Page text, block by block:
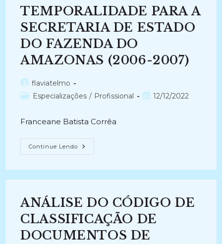
ELETRICIDADE
NO
BRASIL
(2020)
TEMPORALIDADE PARA A
SECRETARIA DE ESTADO
DO FAZENDA DO
AMAZONAS (2006-2007)
Autor
do
flaviatelmo
Categoria
Especializações / Profissional
Post12/12/2022
Franceane Batista Corrêa
Continue Lendo UMA
PROPOSTA
CLASSIFICAÇÃO
DE
TEMPORALIDADE
PARA
A
SECRETARIA
DE
ANÁLISE DO CÓDIGO DE
CLASSIFICAÇÃO DE
DOCUMENTOS DE